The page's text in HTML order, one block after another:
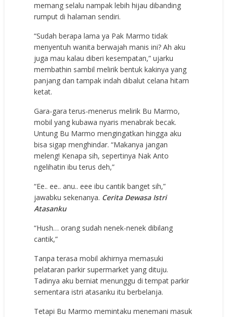
memang selalu nampak lebih hijau dibanding
rumput di halaman sendiri.
“Sudah berapa lama ya Pak Marmo tidak
menyentuh wanita berwajah manis ini? Ah aku
juga mau kalau diberi kesempatan,” ujarku
membathin sambil melirik bentuk kakinya yang
panjang dan tampak indah dibalut celana hitam
ketat.
Gara-gara terus-menerus melirik Bu Marmo,
mobil yang kubawa nyaris menabrak becak.
Untung Bu Marmo mengingatkan hingga aku
bisa sigap menghindar. “Makanya jangan
meleng! Kenapa sih, sepertinya Nak Anto
ngelihatin ibu terus deh,”
“Ee.. ee.. anu.. eee ibu cantik banget sih,”
jawabku sekenanya. Cerita Dewasa Istri
Atasanku
“Hush… orang sudah nenek-nenek dibilang
cantik,”
Tanpa terasa mobil akhirnya memasuki
pelataran parkir supermarket yang dituju.
Tadinya aku berniat menunggu di tempat parkir
sementara istri atasanku itu berbelanja.
Tetapi Bu Marmo memintaku menemani masuk